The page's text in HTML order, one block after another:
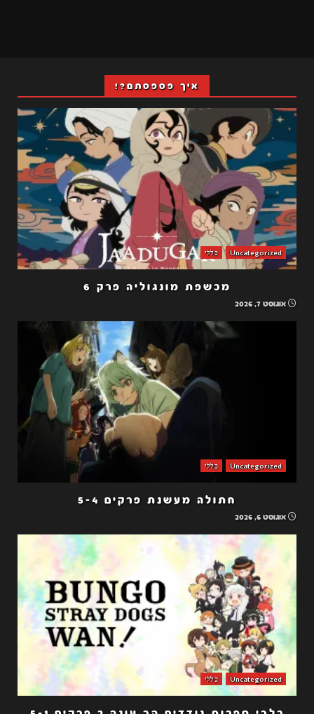
איך פספסתם?!
Uncategorized כללי
מכשפת מונגוליה פרק 6
אוגוסט 7, 2026
Uncategorized כללי
חתולה מעשנת פרקים 5-4
אוגוסט 6, 2026
Uncategorized כללי